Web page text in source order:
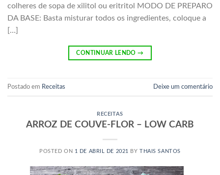
colheres de sopa de xilitol ou eritritol MODO DE PREPARO
DA BASE: Basta misturar todos os ingredientes, coloque a
[…]
CONTINUAR LENDO→
Postado em Receitas Deixe um comentário
RECEITAS
ARROZ DE COUVE-FLOR – LOW CARB
POSTED ON 1 DE ABRIL DE 2021 BYTHAIS SANTOS